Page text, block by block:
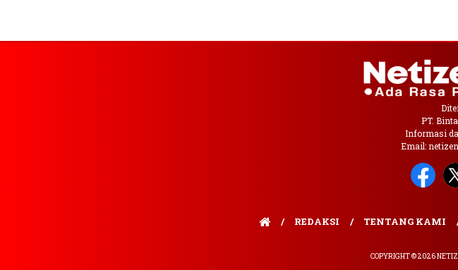
PT.
Informasi
Email:
REDAKSI TENTANG KAMI
COPYRIGHT © 2026